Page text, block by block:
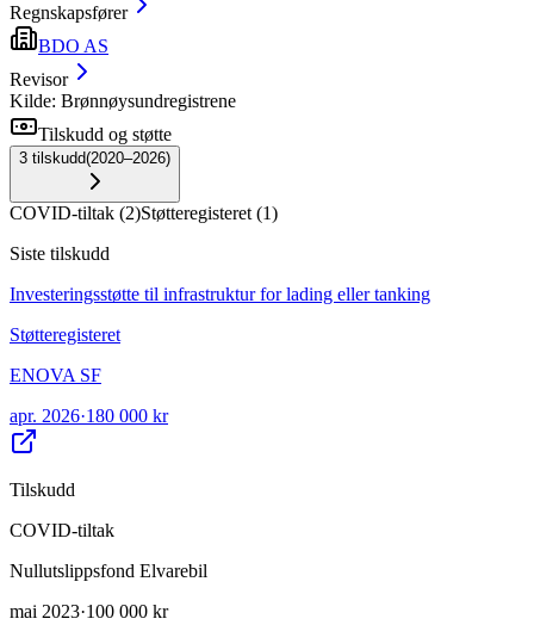
Regnskapsfører
BDO AS
Revisor
Kilde: Brønnøysundregistrene
Tilskudd og støtte
3 tilskudd(2020–2026)
COVID-tiltak (2)Støtteregisteret (1)
Siste tilskudd
Investeringsstøtte til infrastruktur for lading eller tanking
Støtteregisteret
ENOVA SF
apr. 2026·180 000 kr
Tilskudd
COVID-tiltak
Nullutslippsfond Elvarebil
mai 2023·100 000 kr